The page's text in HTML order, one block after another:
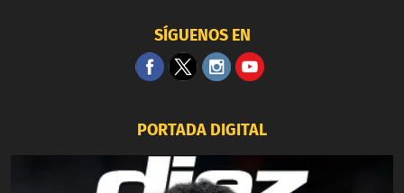
SÍGUENOS EN
PORTADA DIGITAL